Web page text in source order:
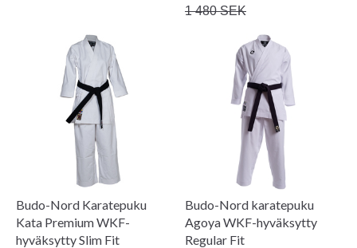
1 480 SEK
Budo-Nord Karatepuku
Kata Premium WKF-
hyväksytty Slim Fit
Budo-Nord karatepuku
Agoya WKF-hyväksytty
Regular Fit